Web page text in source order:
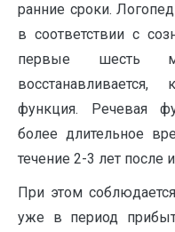
ранние сроки.
в соответствии с
первые шесть
функция. Речевая
более длительное
течение 2-3 лет после
При этом
уже в период